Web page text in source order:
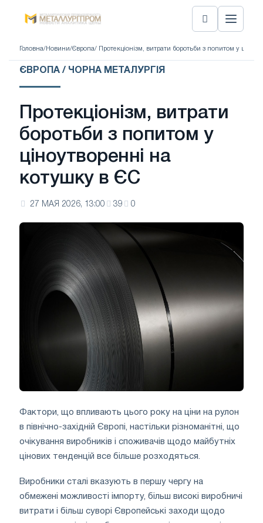
Головна/ Новини/Європа/ Протекціонізм, витрати боротьби з попитом у
ЄВРОПА / ЧОРНА МЕТАЛУРГІЯ
Протекціонізм, витрати
боротьби з попитом у
ціноутворенні на
котушку в ЄС
27 МАЯ 2026, 13:00 39 0
Фактори, що впливають цього року на ціни на рулон
в північно-західній Європі, настільки різноманітні, що
очікування виробників і споживачів щодо майбутніх
цінових тенденцій все більше розходяться.
Виробники сталі вказують в першу чергу на
обмежені можливості імпорту, більш високі виробничі
витрати і більш суворі Європейські заходи щодо